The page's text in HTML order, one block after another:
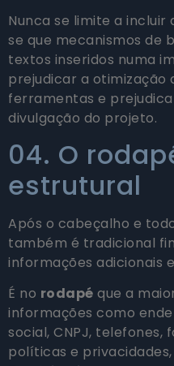
Nunca se limite a
se que mecanismos de
textos inseridos numa
prejudicar a otimização
ferramentas e
divulgação do projeto.
04. O
estrutural
Após o cabeçalho e
também é tradicional
informações adicionais
É no rodapé que a
informações como
social, CNPJ, telefones,
políticas e